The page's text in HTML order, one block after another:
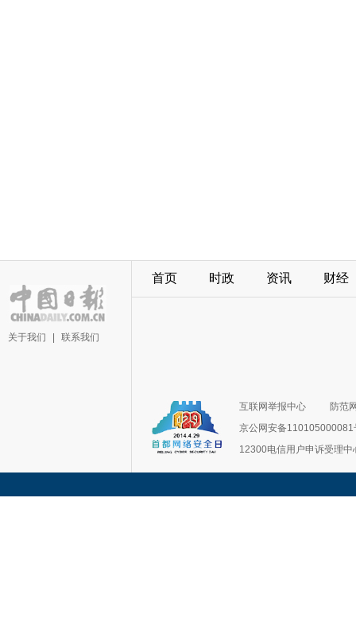
关于我们 联系我们
首页 时政 资讯 财经
互联网举报中心
防范
京公网安备110105000081
12300电信用户申诉受理中